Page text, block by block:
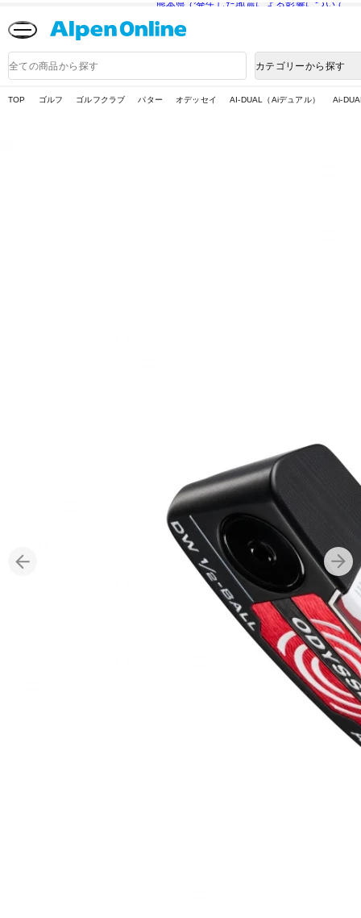
熊本県で発生した地震による影響について
品
検
カテゴリーから探す
TOP ゴルフ ゴルフクラブ パター オデッセイ AI-DUAL（Aiデュアル） Ai-